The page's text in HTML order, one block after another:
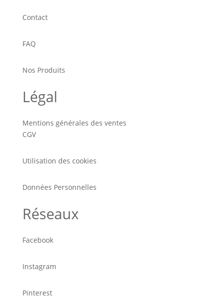
Contact
FAQ
Nos Produits
Légal
Mentions générales des ventes
CGV
Utilisation des cookies
Données Personnelles
Réseaux
Facebook
Instagram
Pinterest